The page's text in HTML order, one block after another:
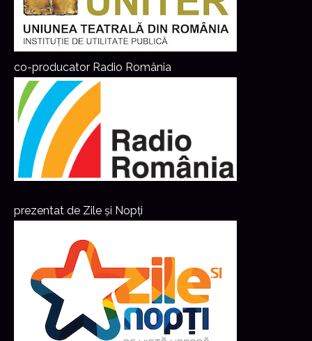
co-producator Radio România
prezentat de Zile și Nopți